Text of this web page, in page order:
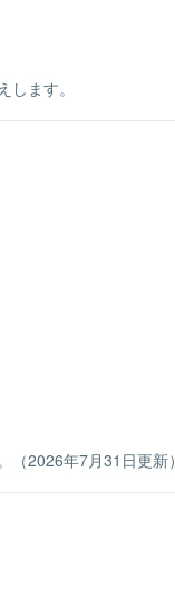
ます。
2026年7月31日更新）